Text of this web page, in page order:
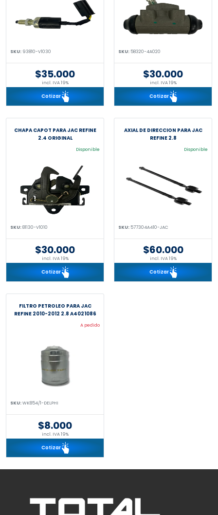
SKU: 93810-V1030
$35.000
incl. IVA 19%
Cotizar
SKU: 58320-4A020
$30.000
incl. IVA 19%
Cotizar
CHAPA CAPOT PARA JAC REFINE
2.4 ORIGINAL
Disponible
SKU:81130-V1010
$30.000
incl. IVA 19%
Cotizar
AXIAL DE DIRECCION PARA JAC
REFINE 2.8
Disponible
SKU: 577304A410-JAC
$60.000
incl. IVA 19%
Cotizar
FILTRO PETROLEO PARA JAC
REFINE 2010-2012 2.8 A4021086
A pedido
SKU:WK854/1-DELPHI
$8.000
incl. IVA 19%
Cotizar